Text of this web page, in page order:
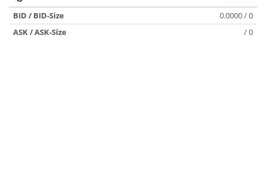
BID / BID-Size
0.0000 / 0
ASK / ASK-Size
/ 0